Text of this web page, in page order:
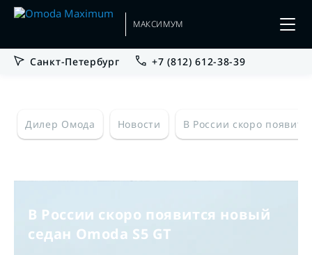
МАКСИМУМ
Санкт-Петербург +7 (812) 612-38-39
Дилер Омода Новости В России скоро
В России скоро появится новый
седан Omoda S5 GT